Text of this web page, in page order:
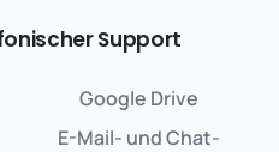
Support
E-Mail- und Chat-